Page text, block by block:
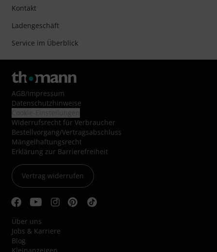
Kontakt
Ladengeschäft
Service im Überblick
AGB/Impressum
Datenschutzhinweise
Widerrufsrecht für Verbraucher
Bestellvorgang/Vertragsabschluss
Mängelhaftungsrecht
Erklärung zur Barrierefreiheit
Vertrag widerrufen
Über uns
Jobs & Karriere
Blog